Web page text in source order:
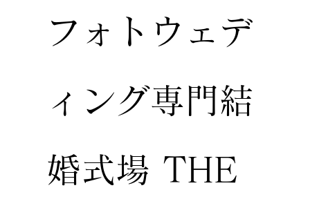
フォトウェデ
ィング専門結
婚式場 THE